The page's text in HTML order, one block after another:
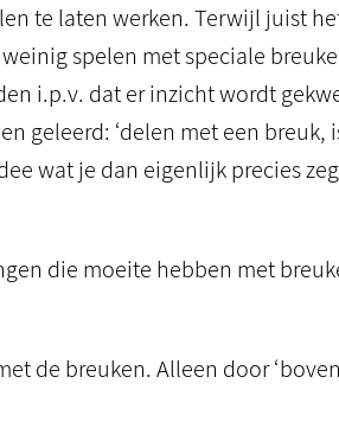
te laten werken. Terwijl juist
spelen met speciale
i.p.v. dat er inzicht wordt
geleerd: ‘delen met een breuk,
wat je dan eigenlijk precies
die moeite hebben met
de breuken. Alleen door